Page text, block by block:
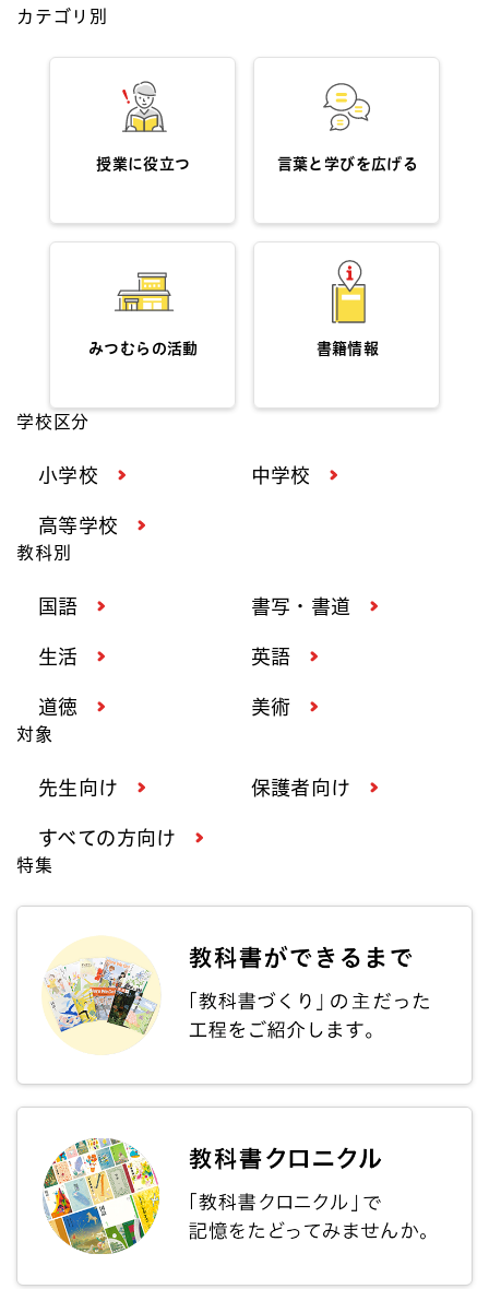
カテゴリ別
授業に役立つ 言葉と学びを広げる
みつむらの活動 書籍情報
学校区分
小学校 中学校
高等学校
教科別
国語 書写・書道
生活 英語
道徳 美術
対象
先生向け 保護者向け
すべての方向け
特集